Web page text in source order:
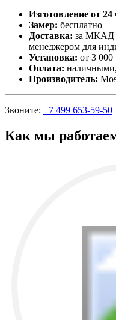
Изготовление от 24
Замер: бесплатно
Доставка: за МКАД
менеджером для
Установка: от 3 000
Оплата:
Производитель:
Звоните: +7 499 653-59-50
Как мы